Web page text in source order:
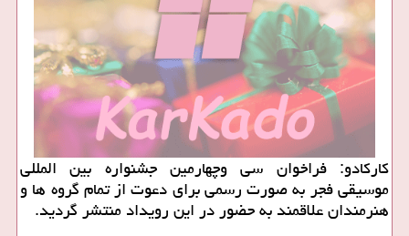
كاركادو: فراخوان سی وچهارمین جشنواره بین المللی
موسیقی فجر به صورت رسمی برای دعوت از تمام گروه ها و
هنرمندان علاقمند به حضور در این رویداد منتشر گردید.